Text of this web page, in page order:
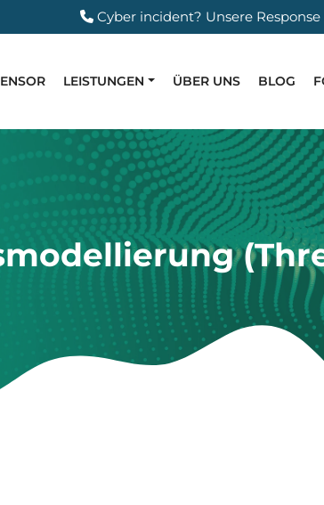
Cyber incident? Unsere
LEISTUNGEN ÜBER UNS BLOG